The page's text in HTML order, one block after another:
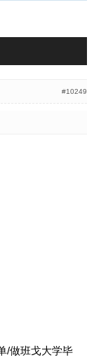
#10249
/做班戈大学毕